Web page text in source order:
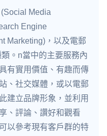
Media
Engine
Marketing)，以及電郵
。n當中的主要服務內
有實用價值、有趣而傳
、社交媒體，或以電郵
建立品牌形象，並利用
、評論、讚好和觀看
以參考現有客戶群的特